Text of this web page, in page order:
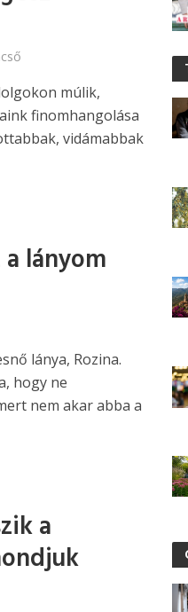
múlik,
finomhangolása
vidámabbak
lányom
lánya, Rozina.
hogy ne
nem akar abba a
a